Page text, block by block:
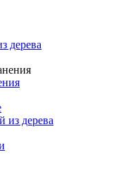
дерева
из дерева